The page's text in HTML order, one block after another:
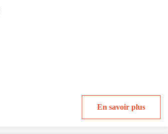
En savoir plus